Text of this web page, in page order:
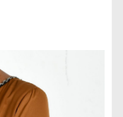
2026-2031